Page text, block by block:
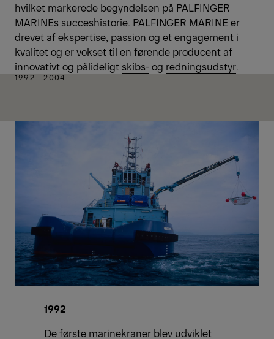
hvilket markerede begyndelsen på PALFINGER
MARINEs succeshistorie. PALFINGER MARINE er
drevet af ekspertise, passion og et engagement i
kvalitet og er vokset til en førende producent af
innovativt og pålideligt skibs-og redningsudstyr.
1992 - 2004
1992
De første marinekraner blev udviklet